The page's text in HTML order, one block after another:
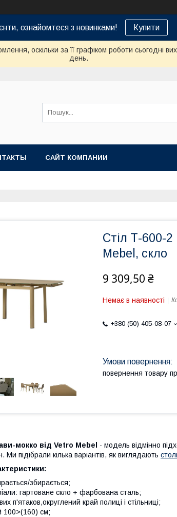
ознайомтеся з новинками! Купити
оскільки за її графіком роботи сьогодні
день.
САЙТ КОМПАНИИ
Стіл Т-600-2
Mebel, скло
9 309,50 ₴
Немає в наявності
+380 (50) 405-08-07
повернення товару
мокко від Vetro Mebel - модель відмінно
підібрали кілька варіантів, як виглядають
збирається;
гартоване скло + фарбована сталь;
п'ятаков,округлений край полиці і стільниці;
100>(160) см;